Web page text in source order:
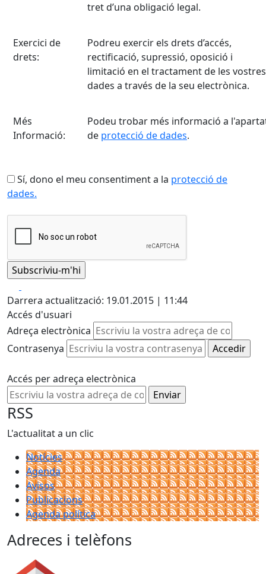
tret d’una obligació legal.
Exercici de
drets:
Podreu exercir els drets d’accés,
rectificació, supressió, oposició i
limitació en el tractament de les vostres
dades a través de la seu electrònica.
Més
Informació:
Podeu trobar més informació a
de protecció de dades.
Sí, dono el meu consentiment a la protecció de
dades.
Darrera actualització: 19.01.2015 | 11:44
Accés d'usuari
Adreça electrònica
Contrasenya
Accés per adreça electrònica
RSS
L'actualitat a un clic
Notícies
Agenda
Avisos
Publicacions
Agenda política
Adreces i telèfons